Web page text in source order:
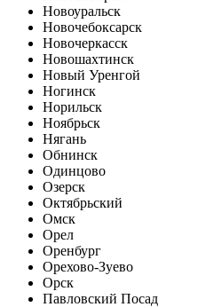
Новоуральск
Новочебоксарск
Новочеркасск
Новошахтинск
Новый Уренгой
Ногинск
Норильск
Ноябрьск
Нягань
Обнинск
Одинцово
Озерск
Октябрьский
Омск
Орел
Оренбург
Орехово-Зуево
Орск
Павловский Посад